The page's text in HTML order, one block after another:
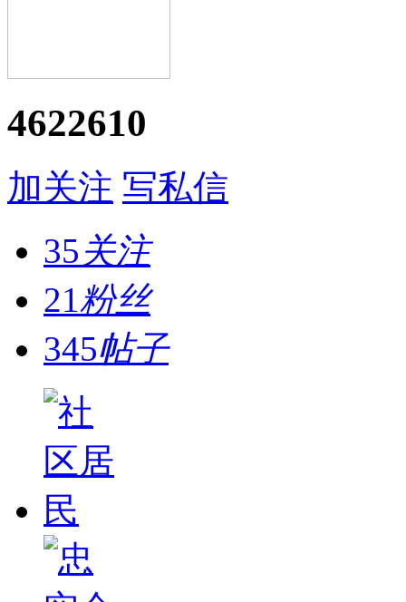
4622610
加关注 写私信
35关注
21粉丝
345帖子